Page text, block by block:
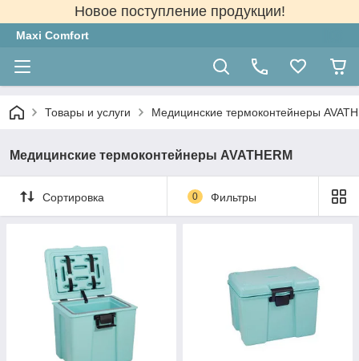
Новое поступление продукции!
Maxi Comfort
Товары и услуги Медицинские термоконтейнеры
Медицинские термоконтейнеры AVATHERM
Сортировка 0 Фильтры